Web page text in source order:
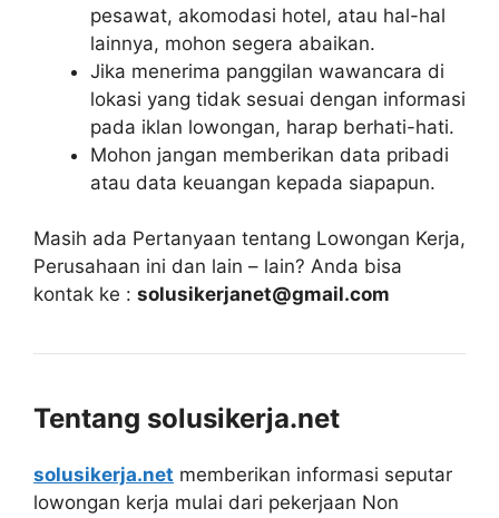
pesawat, akomodasi hotel, atau hal-hal
lainnya, mohon segera abaikan.
Jika menerima panggilan wawancara di
lokasi yang tidak sesuai dengan informasi
pada iklan lowongan, harap berhati-hati.
Mohon jangan memberikan data pribadi
atau data keuangan kepada siapapun.
Masih ada Pertanyaan tentang Lowongan Kerja,
Perusahaan ini dan lain – lain? Anda bisa
kontak ke : solusikerjanet@gmail.com
Tentang solusikerja.net
solusikerja.net memberikan informasi seputar
lowongan kerja mulai dari pekerjaan Non